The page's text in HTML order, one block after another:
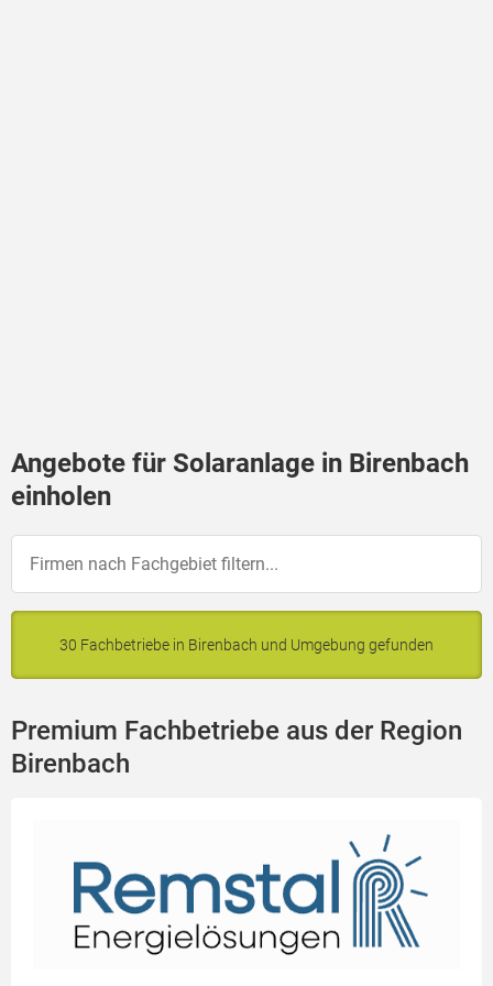
Angebote für Solaranlage in Birenbach
einholen
30 Fachbetriebe in Birenbach und Umgebung gefunden
Premium Fachbetriebe aus der Region
Birenbach